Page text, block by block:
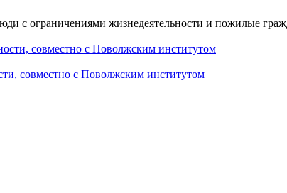
с ограничениями жизнедеятельности и пожилые
совместно с Поволжским институтом